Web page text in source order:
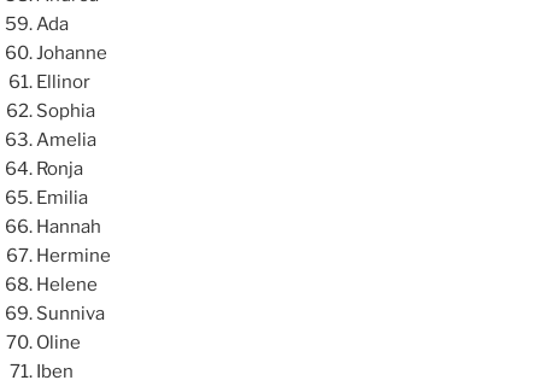
Ada
Johanne
Ellinor
Sophia
Amelia
Ronja
Emilia
Hannah
Hermine
Helene
Sunniva
Oline
Iben